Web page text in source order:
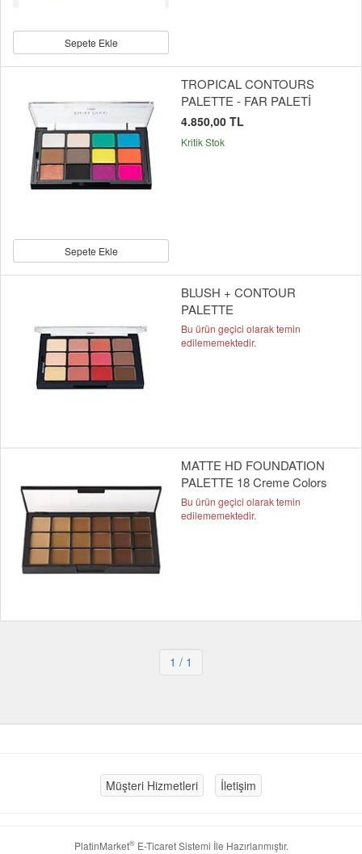
Sepete Ekle
Sepete Ekle
TROPICAL CONTOURS
PALETTE - FAR PALETİ
4.850,00 TL
Kritik Stok
BLUSH + CONTOUR
PALETTE
Bu ürün geçici olarak temin
edilememektedir.
MATTE HD FOUNDATION
PALETTE 18 Creme Colors
Bu ürün geçici olarak temin
edilememektedir.
1 / 1
Müşteri Hizmetleri İletişim
PlatinMarket®E-Ticaret Sistemi İle Hazırlanmıştır.